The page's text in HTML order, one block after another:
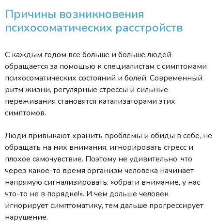
Причины возникновения
психосоматических расстройств
С каждым годом все больше и больше людей
обращается за помощью к специалистам с симптомами
психосоматических состояний и болей. Современный
ритм жизни, регулярные стрессы и сильные
переживания становятся катализаторами этих
симптомов.
Люди привыкают хранить проблемы и обиды в себе, не
обращать на них внимания, игнорировать стресс и
плохое самочувствие. Поэтому не удивительно, что
через какое-то время организм человека начинает
напрямую сигнализировать: «обрати внимание, у нас
что-то не в порядке!». И чем дольше человек
игнорирует симптоматику, тем дальше прогрессирует
нарушение.